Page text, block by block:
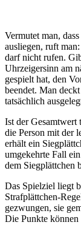
Vermutet man,
ausliegen, ruft
darf nicht rufen.
Uhrzeigersinn am
gespielt hat, den
beendet. Man
tatsächlich
Ist der Gesamtwert
die Person mit der
erhält ein
umgekehrte Fall
dem Siegplättchen
Das Spielziel liegt
Strafplättchen-
gezwungen, sie
Die Punkte können